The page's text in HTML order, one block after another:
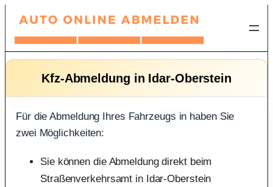
Zum
springen
Kfz-Abmeldung in Idar-Oberstein
Für die Abmeldung Ihres Fahrzeugs in haben Sie
zwei Möglichkeiten:
Sie können die Abmeldung direkt beim
Straßenverkehrsamt in Idar-Oberstein